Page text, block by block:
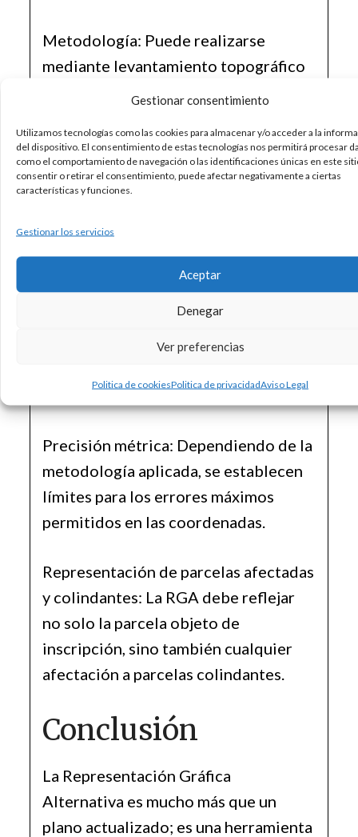
Gestionar consentimiento
Utilizamos tecnologías como las cookies para almacenar y/o acceder a la
del dispositivo. El consentimiento de estas tecnologías nos permitirá procesar
como el comportamiento de navegación o las identificaciones únicas en este
consentir o retirar el consentimiento, puede afectar negativamente a ciertas
características y funciones.
Gestionar los servicios
Aceptar
Denegar
Ver preferencias
Politica de cookiesPolitica de privacidadAviso Legal
Metodología: Puede realizarse
mediante levantamiento topográfico
o utilizando métodos adecuados al
Sistema de georreferenciación: Se
utiliza el sistema geodésico oficial
con la proyección UTM.
Topología de la representación: La
RGA debe ser consistente
topológicamente, evitando
recintos.
Precisión métrica: Dependiendo de la
metodología aplicada, se establecen
límites para los errores máximos
permitidos en las coordenadas.
Representación de parcelas afectadas
y colindantes: La RGA debe reflejar
no solo la parcela objeto de
inscripción, sino también cualquier
afectación a parcelas colindantes.
Conclusión
La Representación Gráfica
Alternativa es mucho más que un
plano actualizado; es una herramienta